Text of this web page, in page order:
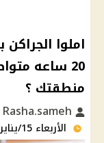
املوا
20 ساعه
منطقتك ؟
الأربعاء 15/يناير/2025 - 01:18 م